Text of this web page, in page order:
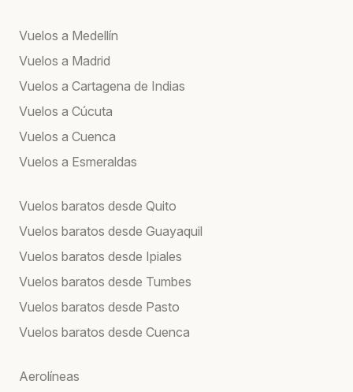
Vuelos a Medellín
Vuelos a Madrid
Vuelos a Cartagena de Indias
Vuelos a Cúcuta
Vuelos a Cuenca
Vuelos a Esmeraldas
Vuelos baratos desde Quito
Vuelos baratos desde Guayaquil
Vuelos baratos desde Ipiales
Vuelos baratos desde Tumbes
Vuelos baratos desde Pasto
Vuelos baratos desde Cuenca
Aerolíneas